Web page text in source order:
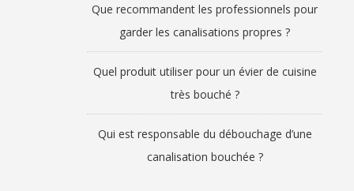
Que recommandent les professionnels pour
garder les canalisations propres ?
Quel produit utiliser pour un évier de cuisine
très bouché ?
Qui est responsable du débouchage d’une
canalisation bouchée ?